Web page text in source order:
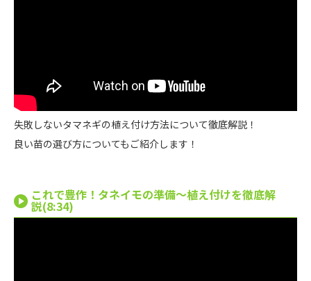
失敗しないタマネギの植え付け方法について徹底解説！
良い苗の選び方についてもご紹介します！
これで豊作！タネイモの準備〜植え付けを徹底解
説(8:34)